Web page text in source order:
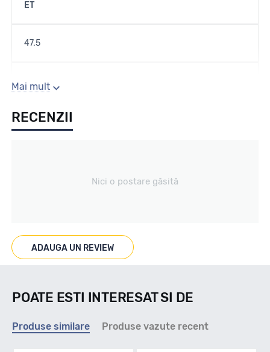
ET
47.5
Gaura centrala
63.4
Se poate cumpara doar la set de 4 buc! Kit montaj GRATUIT
in caz ca este nevoie!
Mai mult
RECENZII
Nici o postare găsită
ADAUGA UN REVIEW
POATE ESTI INTERESAT SI DE
Produse similare Produse vazute recent